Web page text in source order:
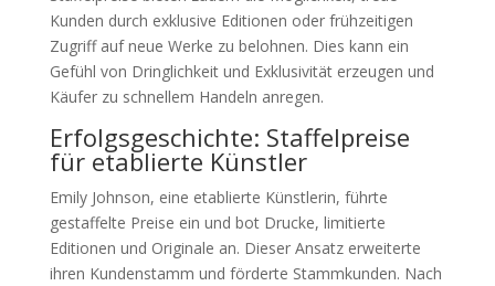
Kunden durch exklusive Editionen oder frühzeitigen
Zugriff auf neue Werke zu belohnen. Dies kann ein
Gefühl von Dringlichkeit und Exklusivität erzeugen und
Käufer zu schnellem Handeln anregen.
Erfolgsgeschichte: Staffelpreise
für etablierte Künstler
Emily Johnson, eine etablierte Künstlerin, führte
gestaffelte Preise ein und bot Drucke, limitierte
Editionen und Originale an. Dieser Ansatz erweiterte
ihren Kundenstamm und förderte Stammkunden. Nach